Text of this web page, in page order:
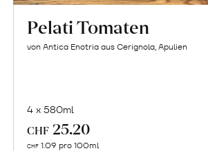
Pelati Tomaten
von Antica Enotria aus Cerignola, Apulien
4 x 580ml
CHF 25.20
CHF 1.09 pro 100ml